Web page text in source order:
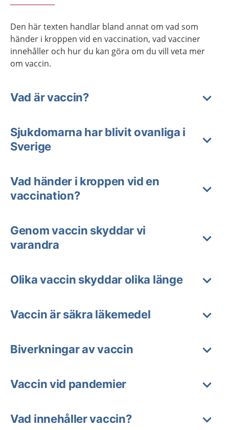
Den här texten handlar bland annat om vad som
händer i kroppen vid en vaccination, vad vacciner
innehåller och hur du kan göra om du vill veta mer
om vaccin.
Vad är vaccin?
Sjukdomarna har blivit ovanliga i
Sverige
Vad händer i kroppen vid en
vaccination?
Genom vaccin skyddar vi
varandra
Olika vaccin skyddar olika länge
Vaccin är säkra läkemedel
Biverkningar av vaccin
Vaccin vid pandemier
Vad innehåller vaccin?